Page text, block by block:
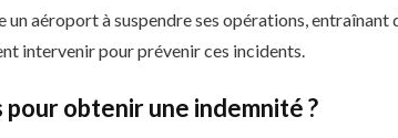
aéroport à suspendre ses opérations,
intervenir pour prévenir ces incidents.
obtenir une indemnité ?